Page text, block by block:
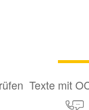
Texte mit